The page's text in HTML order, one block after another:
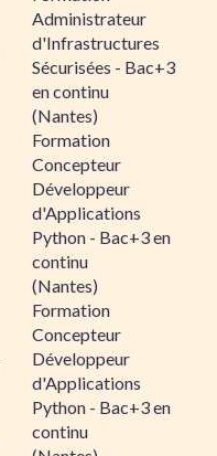
Administrateur
d'Infrastructures
Sécurisées - Bac+3
en continu
(Nantes)
Formation
Concepteur
Développeur
d'Applications
Python - Bac+3 en
continu
(Nantes)
Formation
Concepteur
Développeur
d'Applications
Python - Bac+3 en
continu